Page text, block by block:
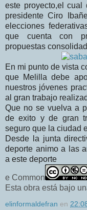
este proyecto,el
presidente Ciro
elecciones
que cuenta con
propuestas
En mi punto de vista
que Melilla debe
nuestros jóvenes
al gran trabajo
Que no se vuelva a
de exito y de gran
seguro que la ciudad
Desde la junta
deporte animo a las
a este deporte
e Common
Esta obra está bajo
elinformaldefran en